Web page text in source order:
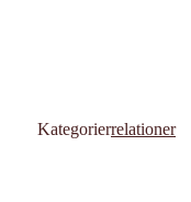
Kategorierrelationer